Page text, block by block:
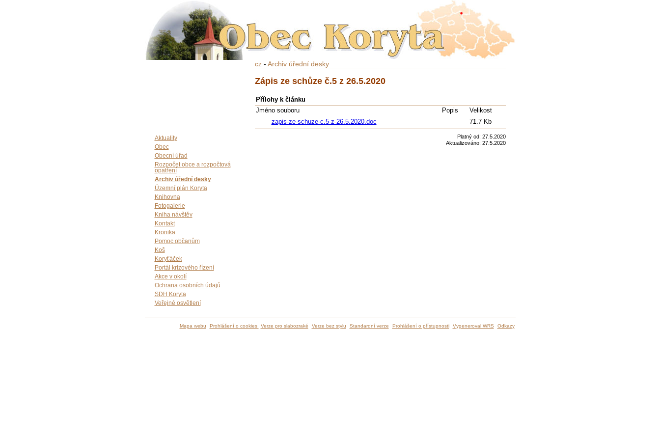
Aktuality
Obec
Obecní úřad
Rozpočet obce a rozpočtová
opatření
Archiv úřední desky
Územní plán Koryta
Knihovna
Fotogalerie
Kniha návštěv
Kontakt
Kronika
Pomoc občanům
Koš
Koryťáček
Portál krizového řízení
Akce v okolí
Ochrana osobních údajů
SDH Koryta
Veřejné osvětlení
cz- Archiv úřední desky
Zápis ze schůze č.5 z 26.5.2020
Přílohy k článku
Jméno souboru
Popis
Velikost
zapis-ze-schuze-c.5-z-26.5.2020.doc
71.7 Kb
Platný od: 27.5.2020
Aktualizováno: 27.5.2020
Mapa webu Prohlášení o cookies Verze pro slabozraké Verze bez stylu Standardní verze Prohlášení o přístupnosti Vygeneroval WRS Odkazy